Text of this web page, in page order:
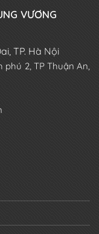
VƯƠNG
TP. Hà Nội
phú 2, TP Thuận An,